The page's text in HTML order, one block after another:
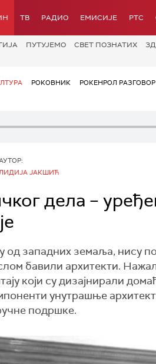
ТВ РАДИО ЕМИСИЈЕ РТС
ПУТУЈЕМО СВЕТ ПОЗНАТИХ
РОКОВНИК РОКЕНРОЛ РАЗГОВОР
ЛИДИЈА ЈАКШИЋ
дела –
западних земаља, нису
бавили архитекти.
који су дизајнирали
унутрашње
подршке.